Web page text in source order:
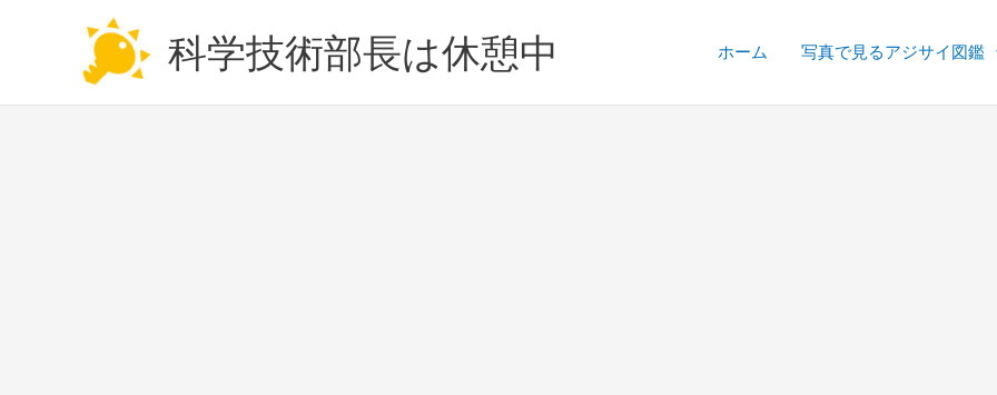
科学技術部長は休憩中 ホーム 写真で見るアジサイ図鑑